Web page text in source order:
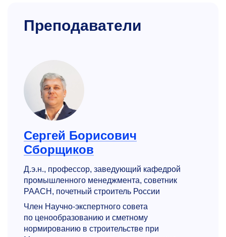
Преподаватели
Сергей Борисович
Сборщиков
Д.э.н., профессор, заведующий кафедрой
промышленного менеджмента, советник
РААСН, почетный строитель России
Член Научно-экспертного совета
по ценообразованию и сметному
нормированию в строительстве при